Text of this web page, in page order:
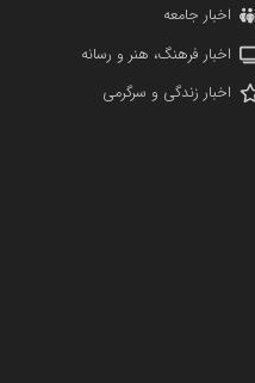
مردمی
کشور
اخبار جامعه
اخبار فرهنگ، هنر و رسانه
اخبار زندگی و سرگرمی